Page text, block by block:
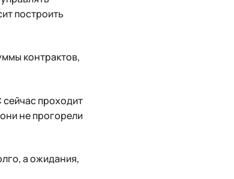
построить
контрактов,
сейчас проходит
не прогорели
а ожидания,